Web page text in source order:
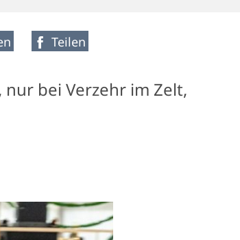
Teilen
bei Verzehr im Zelt,